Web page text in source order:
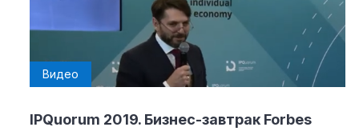
Видео
IPQuorum 2019. Бизнес-завтрак Forbes